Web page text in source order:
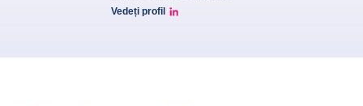
Vedeți profil
Guillaume HUGUET LinkedIn